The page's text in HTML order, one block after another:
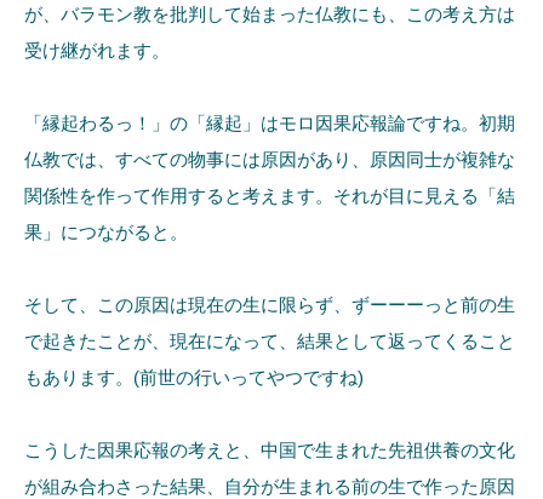
が、バラモン教を批判して始まった仏教にも、この考え方は
受け継がれます。
「縁起わるっ！」の「縁起」はモロ因果応報論ですね。初期
仏教では、すべての物事には原因があり、原因同士が複雑な
関係性を作って作用すると考えます。それが目に見える「結
果」につながると。
そして、この原因は現在の生に限らず、ずーーーっと前の生
で起きたことが、現在になって、結果として返ってくること
もあります。(前世の行いってやつですね)
こうした因果応報の考えと、中国で生まれた先祖供養の文化
が組み合わさった結果、自分が生まれる前の生で作った原因